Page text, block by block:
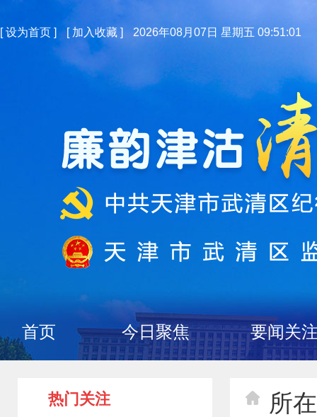
[设为首页 ] [ 加入收藏 ] 2026年08月07日 星期五 09:51:02
首页 今日聚焦 要闻关
热门关注 所